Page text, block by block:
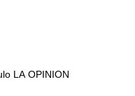
LA OPINION